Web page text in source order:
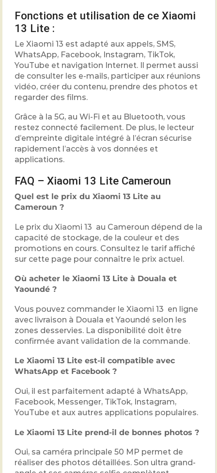
Fonctions et utilisation de ce Xiaomi
13 Lite :
Le Xiaomi 13 est adapté aux appels, SMS,
WhatsApp, Facebook, Instagram, TikTok,
YouTube et navigation Internet. Il permet aussi
de consulter les e-mails, participer aux réunions
vidéo, créer du contenu, prendre des photos et
regarder des films.
Grâce à la 5G, au Wi-Fi et au Bluetooth, vous
restez connecté facilement. De plus, le lecteur
d’empreinte digitale intégré à l’écran sécurise
rapidement l’accès à vos données et
applications.
FAQ – Xiaomi 13 Lite Cameroun
Quel est le prix du Xiaomi 13 Lite au
Cameroun ?
Le prix du Xiaomi 13 au Cameroun dépend de la
capacité de stockage, de la couleur et des
promotions en cours. Consultez le tarif affiché
sur cette page pour connaître le prix actuel.
Où acheter le Xiaomi 13 Lite à Douala et
Yaoundé ?
Vous pouvez commander le Xiaomi 13 en ligne
avec livraison à Douala et Yaoundé selon les
zones desservies. La disponibilité doit être
confirmée avant validation de la commande.
Le Xiaomi 13 Lite est-il compatible avec
WhatsApp et Facebook ?
Oui, il est parfaitement adapté à WhatsApp,
Facebook, Messenger, TikTok, Instagram,
YouTube et aux autres applications populaires.
Le Xiaomi 13 Lite prend-il de bonnes photos ?
Oui, sa caméra principale 50 MP permet de
réaliser des photos détaillées. Son ultra grand-